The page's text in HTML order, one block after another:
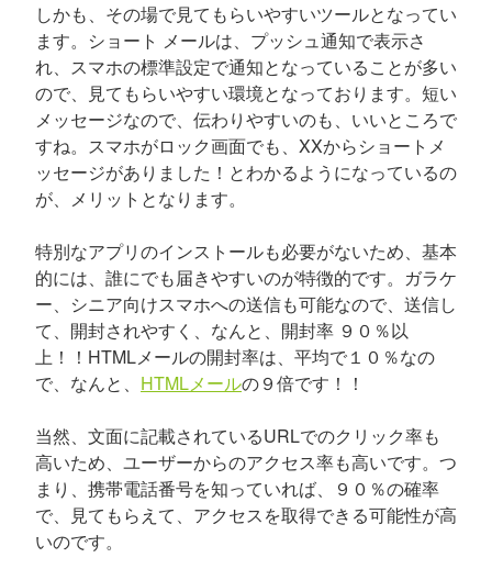
しかも、その場で見てもらいやすいツールとなってい
ます。ショート メールは、プッシュ通知で表示さ
れ、スマホの標準設定で通知となっていることが多い
ので、見てもらいやすい環境となっております。短い
メッセージなので、伝わりやすいのも、いいところで
すね。スマホがロック画面でも、XXからショートメ
ッセージがありました！とわかるようになっているの
が、メリットとなります。
特別なアプリのインストールも必要がないため、基本
的には、誰にでも届きやすいのが特徴的です。ガラケ
ー、シニア向けスマホへの送信も可能なので、送信し
て、開封されやすく、なんと、開封率 ９０％以
上！！HTMLメールの開封率は、平均で１０％なの
で、なんと、 HTMLメールの９倍です！！
当然、文面に記載されているURLでのクリック率も
高いため、ユーザーからのアクセス率も高いです。つ
まり、携帯電話番号を知っていれば、９０％の確率
で、見てもらえて、アクセスを取得できる可能性が高
いのです。